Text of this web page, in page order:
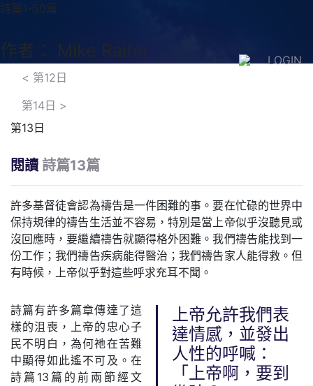
LOGIN
詩篇1-50篇
作者： Mike Raiter
< 第12日
第14日 >
第13日
閱讀 詩篇13篇
許多基督徒會認為禱告是一件困難的事。要在忙碌的世界中
保持規律的禱告生活並不容易，特別是當上帝似乎沒聽見或
沒回應時，要繼續禱告就顯得格外困難。我們禱告能找到一
份工作；我們禱告疾病能得醫治；我們禱告家人能得救。但
有時候，上帝似乎對這些呼求充耳不聞。
上帝允許我們表
達情感，並發出
人性的呼喊：
「上帝啊，要到
詩篇有許多篇章傳達了這
樣的沮喪，上帝的忠心子
民不明白，為何祂在苦難
中顯得如此遙不可及。在
詩篇13篇的前兩節經文